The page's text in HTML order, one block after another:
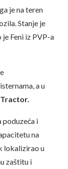
je na teren
Stanje je
Feni iz PVP-a
a u
poduzeća i
na
lokalizirao u
zaštitu i